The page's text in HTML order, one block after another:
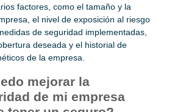
factores, como el tamaño y la
el nivel de exposición al riesgo
de seguridad implementadas,
deseada y el historial de
de la empresa.
mejorar la
de mi empresa